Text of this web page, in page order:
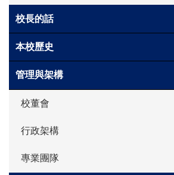
學生園地
學生表現
校長的話
本校歷史
管理與架構
校董會
行政架構
專業團隊